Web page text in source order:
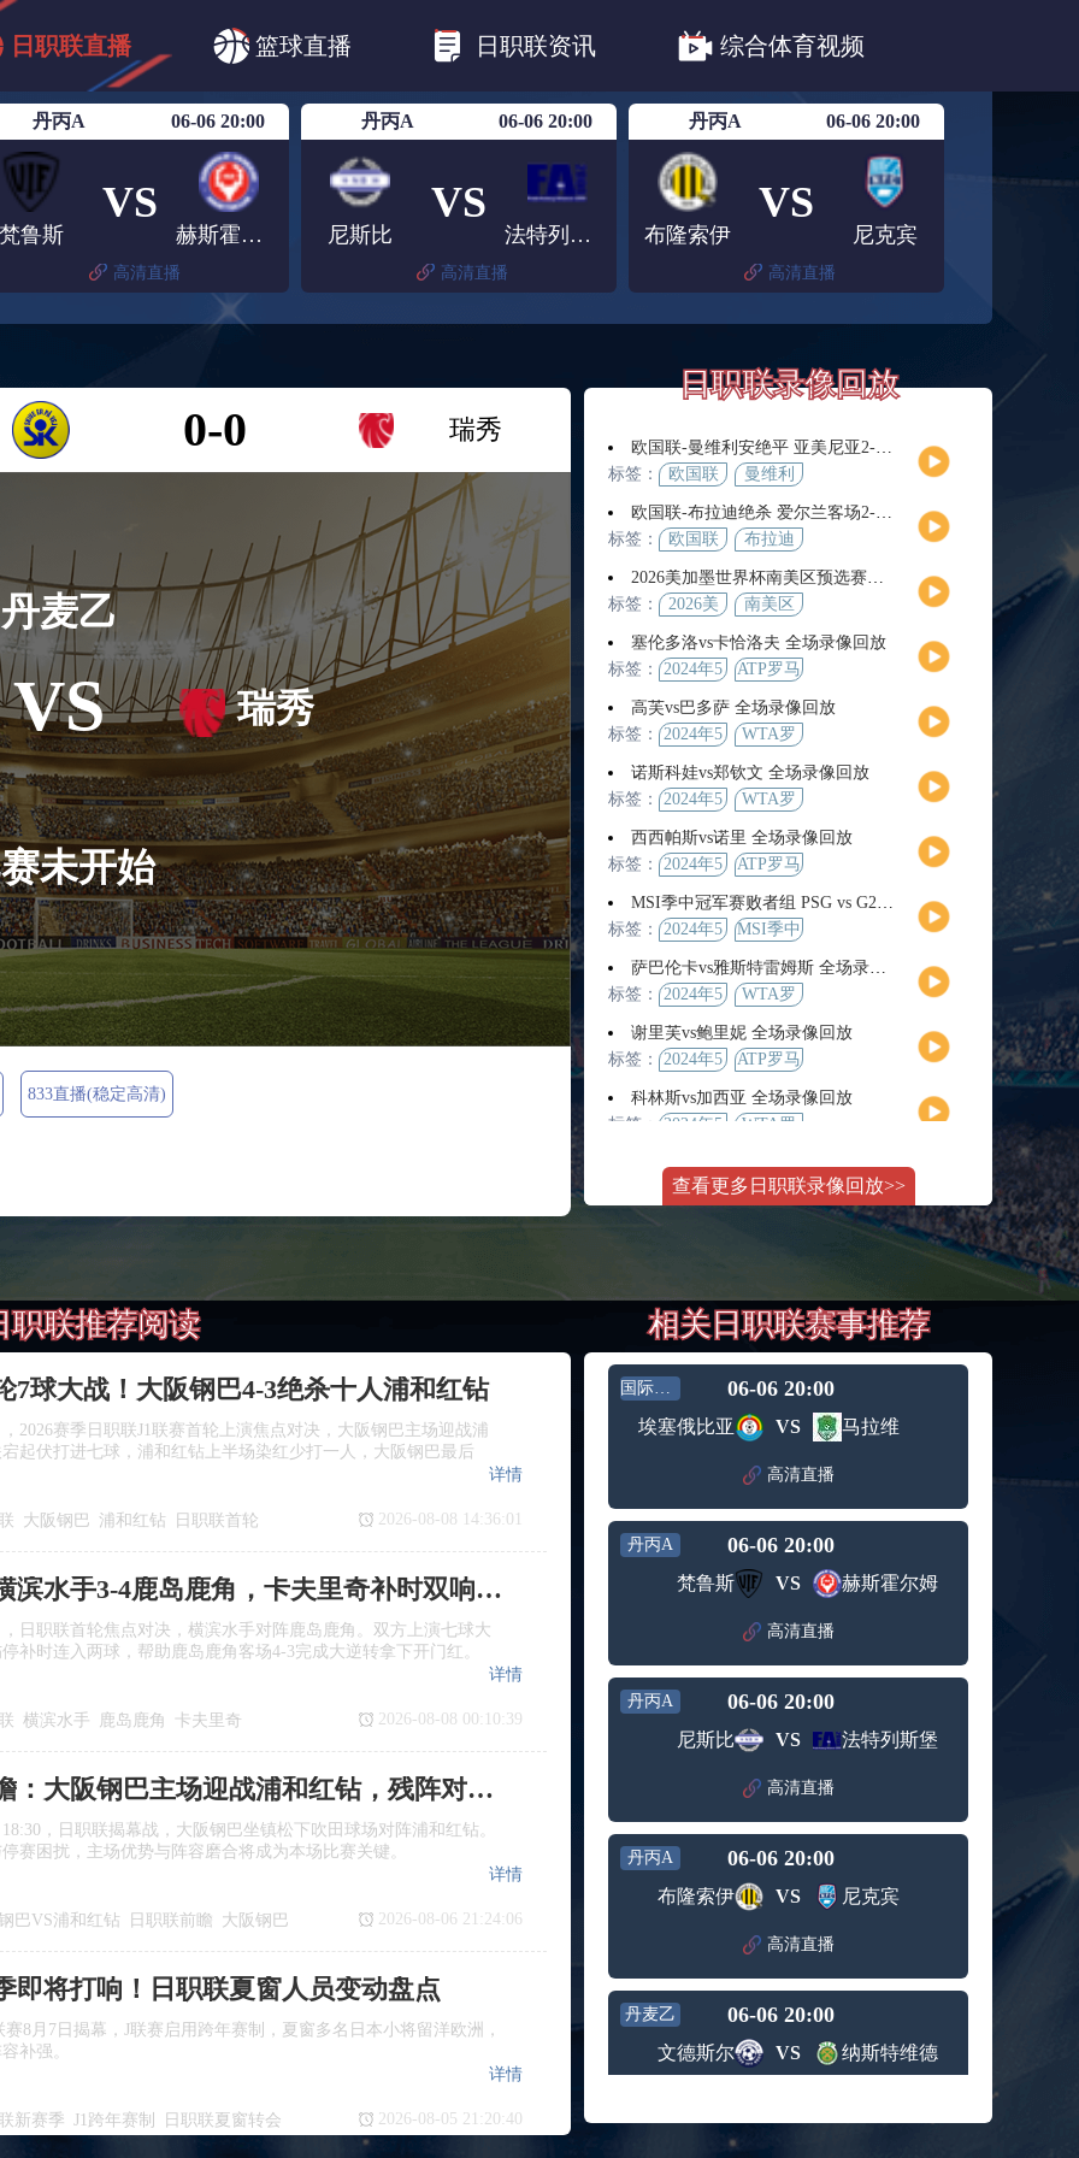
日职联直播 篮球直播 日职联资讯 综合体育视频
日职联 日职联FC东京
日职联广岛三箭
丹丙A 06-06 20:00
梵鲁斯
VS
赫斯霍尔姆
高清直播
丹丙A 06-06 20:00
尼斯比
VS
法特列斯堡
高清直播
丹丙A 06-06 20:00
布隆索伊
VS
尼克宾
高清直播
0-0 瑞秀
丹麦乙
VS
未开始
瑞秀
833直播(稳定高清)
日职联录像回放
欧国联-曼维利安绝平 亚美尼亚2-2法罗群岛
标签：
欧国联
曼维利
欧国联-布拉迪绝杀 爱尔兰客场2-1逆转芬兰
标签：
欧国联 布拉迪
2026美加墨世界杯南美区预选赛第9轮全场集锦
标签：
2026美
界杯
南美区
塞伦多洛vs卡恰洛夫 全场录像回放
标签：
2024年5
ATP罗马
男单第3
轮
高芙vs巴多萨 全场录像回放
标签：
2024年5
WTA罗
赛女单
第4轮
诺斯科娃vs郑钦文 全场录像回放
标签：
2024年5
WTA罗
赛女单
第3轮
西西帕斯vs诺里 全场录像回放
标签：
2024年5
ATP罗马
男单第3
轮
MSI季中冠军赛败者组 PSG vs G2 全场录像回放
标签：
2024年5
MSI季中
败者组
萨巴伦卡vs雅斯特雷姆斯 全场录像回放
标签：
2024年5
WTA罗
赛女单
第3轮
谢里芙vs鲍里妮 全场录像回放
标签：
2024年5
ATP罗马
女单第2
轮
科林斯vs加西亚 全场录像回放
标签：
2024年5
WTA罗
赛女单
第3轮
斯维托丽娜vs萨巴伦卡 全场录像回放
2024年5
月14日
WTA罗
马公开
纳波利塔诺vs贾里 全场录像回放
男单第3
轮
标签： 2024年5
月11日
WTA1000
罗马大
师赛第3
轮
WTT沙特大满贯女单半决赛 陈梦vs早田希娜 全场录像回放
标签：
2024年5
月11日
WTT沙
贯女单
蒙泰罗vs凯茨曼诺维奇 全场录像回放
大师赛
轮
纳尔迪vs鲁内 全场录像回放
标签： 2024年5
月12日
ATP罗马
大师赛
男单第2
轮
萨卡里vs加里宁娜 全场录像回放
2024年5
WTA罗
马大师
赛女单
第3轮
吉隆vs卢布列夫 全场录像回放
月12日
ATP罗马
大师赛
轮
兹维列夫vs达德尔里 全场录像回放
标签： 2024年5
月13日
ATP罗马
大师赛
男单第3
轮
阿纳尔迪vs贾里 全场录像回放
ATP罗马
大师赛
男单第2
轮
标签： 2024年5
月12日
WTA罗
马大师
赛女单
第3轮
托尔莫vs奥斯塔彭科 全场录像回放
标签： 2024年5
WTA罗
赛女单
斯诺克元老斯诺克世锦赛半决赛 伊戈尔-费格雷多vs德拉戈 全场录像回放
标签：
月12日
元老斯
诺克世
锦赛半
决赛
穆纳尔vs诺里 全场录像回放
月12日
ATP罗马
大师赛
男单第2
MSI季中冠军赛胜者组 BLG vs T1 全场录像回放
月12日
冠军赛
KPL春季赛季后赛败者组决赛 重庆狼队 vs 苏州KSG 全场录像回放
查看更多日职联录像回放>>
职联推荐阅读
7球大战！大阪钢巴4‑3绝杀十人浦和红钻
2026赛季日职联J1联赛首轮上演焦点对决，大阪钢巴主场迎战浦
起伏打进七球，浦和红钻上半场染红少打一人，大阪钢巴最后
大阪钢巴 浦和红钻 日职联首轮
详情
2026-08-08 14:36:01
日职联：横滨水手3‑4鹿岛鹿角，卡夫里奇补时双响上演逆转绝杀
日职联首轮焦点对决，横滨水手对阵鹿岛鹿角。双方上演七球大
补时连入两球，帮助鹿岛鹿角客场4‑3完成大逆转拿下开门红。
横滨水手 鹿岛鹿角 卡夫里奇
详情
2026-08-08 00:10:39
日职联前瞻：大阪钢巴主场迎战浦和红钻，残阵对决看点十足
，日职联揭幕战，大阪钢巴坐镇松下吹田球场对阵浦和红钻。
赛困扰，主场优势与阵容磨合将成为本场比赛关键。
巴VS浦和红钻 日职联前瞻 大阪钢巴
详情
2026-08-06 21:24:06
即将打响！日职联夏窗人员变动盘点
赛8月7日揭幕，J联赛启用跨年赛制，夏窗多名日本小将留洋欧洲，
补强。
新赛季 J1跨年赛制 日职联夏窗转会
详情
2026-08-05 21:20:40
相关日职联赛事推荐
国际友谊 06-06 20:00
埃塞俄比亚 VS 马拉维
高清直播
丹丙A 06-06 20:00
梵鲁斯 VS 赫斯霍尔姆
高清直播
丹丙A 06-06 20:00
尼斯比 VS 法特列斯堡
高清直播
丹丙A 06-06 20:00
布隆索伊 VS 尼克宾
高清直播
丹麦乙 06-06 20:00
文德斯尔 VS 纳斯特维德